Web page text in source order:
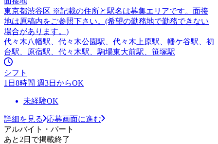
東京都渋谷区 ※記載の住所と駅名は募集エリアです。面接
地は原稿内をご参照下さい。(希望の勤務地で勤務できない
場合があります。)
代々木八幡駅、代々木公園駅、代々木上原駅、幡ケ谷駅、初
台駅、原宿駅、代々木駅、駒場東大前駅、笹塚駅
シフト
1日8時間 週3日からOK
未経験OK
詳細を見る
応募画面に進む
アルバイト・パート
あと2日で掲載終了